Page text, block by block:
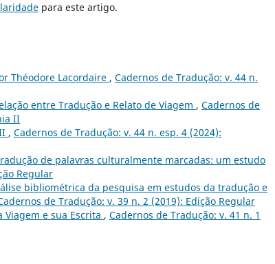
para este artigo.
Théodore Lacordaire , Cadernos de Tradução: v. 44 n.
entre Tradução e Relato de Viagem , Cadernos de
II
, Cadernos de Tradução: v. 44 n. esp. 4 (2024):
de palavras culturalmente marcadas: um estudo
Regular
bibliométrica da pesquisa em estudos da tradução e
de Tradução: v. 39 n. 2 (2019): Edição Regular
Viagem e sua Escrita , Cadernos de Tradução: v. 41 n. 1